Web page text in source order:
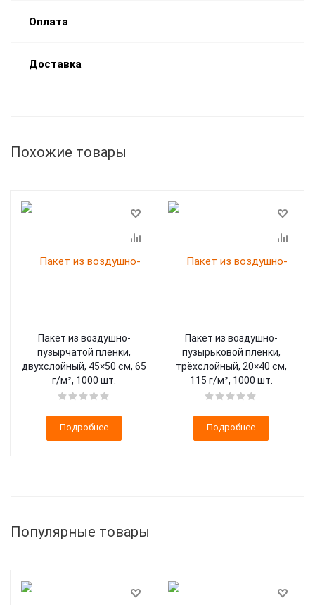
Оплата
Доставка
Похожие товары
Пакет из воздушно-
пузырчатой пленки,
двухслойный, 45×50 см, 65
г/м², 1000 шт.
Подробнее
Пакет из воздушно-
пузырьковой пленки,
трёхслойный, 20×40 см,
115 г/м², 1000 шт.
Подробнее
Популярные товары